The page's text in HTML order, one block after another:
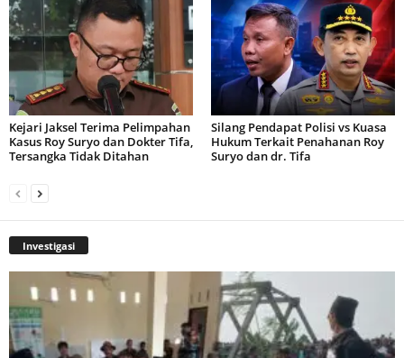
Kejari Jaksel Terima Pelimpahan
Kasus Roy Suryo dan Dokter Tifa,
Tersangka Tidak Ditahan
Silang Pendapat Polisi vs Kuasa
Hukum Terkait Penahanan Roy
Suryo dan dr. Tifa
Investigasi